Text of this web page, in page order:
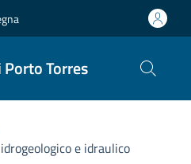
Torres
e idraulico